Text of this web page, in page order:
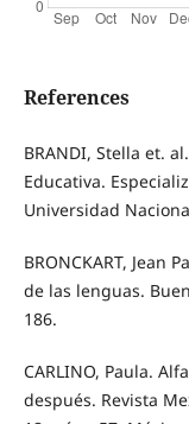
References
BRANDI, Stella et.
Educativa.
Universidad
BRONCKART, Jean
de las lenguas.
186.
CARLINO, Paula.
después. Revista